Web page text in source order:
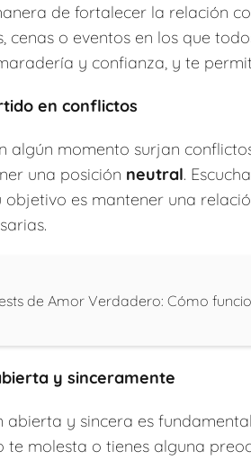
de fortalecer la relación
cenas o eventos en los que
y confianza, y te
en conflictos
algún momento surjan
una posición neutral.
objetivo es mantener una
de Amor Verdadero: Cómo
y sinceramente
abierta y sincera es
te molesta o tienes alguna